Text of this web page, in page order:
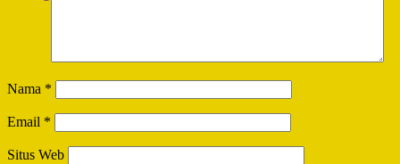
Nama *
Email *
Situs Web